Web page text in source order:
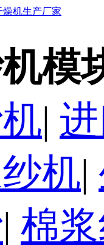
燥机生产厂家
模
|
机|
| 棉